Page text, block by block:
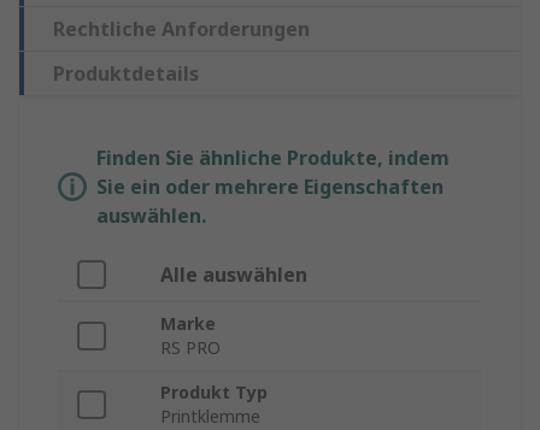
Rechtliche Anforderungen
Produktdetails
Finden Sie ähnliche Produkte, indem
Sie ein oder mehrere Eigenschaften
auswählen.
Alle auswählen
Marke
RS PRO
Produkt Typ
Printklemme